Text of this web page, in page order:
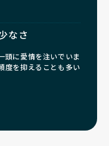
なさ
頭に愛情を注いでいま
度を抑えることも多い